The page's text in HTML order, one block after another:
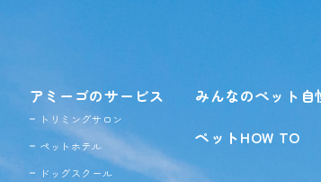
アミーゴのサービス
トリミングサロン
ペットホテル
ドッグスクール
みんなのペット自
ペットHOW TO